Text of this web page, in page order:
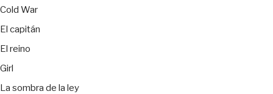
Cold War
El capitán
El reino
Girl
La sombra de la ley